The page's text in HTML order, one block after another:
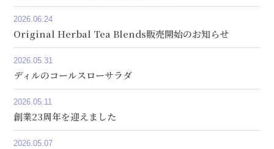
2026.06.24
Original Herbal Tea Blends販売開始のお知らせ
2026.05.31
ディルのコールスローサラダ
2026.05.11
創業23周年を迎えました
2026.05.07